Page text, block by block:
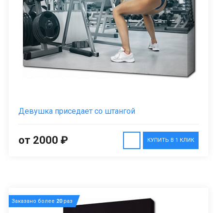
Девушка приседает со штангой
КУПИТЬ В 1 КЛИК
от 2000 ₽
Заказано более 20раз